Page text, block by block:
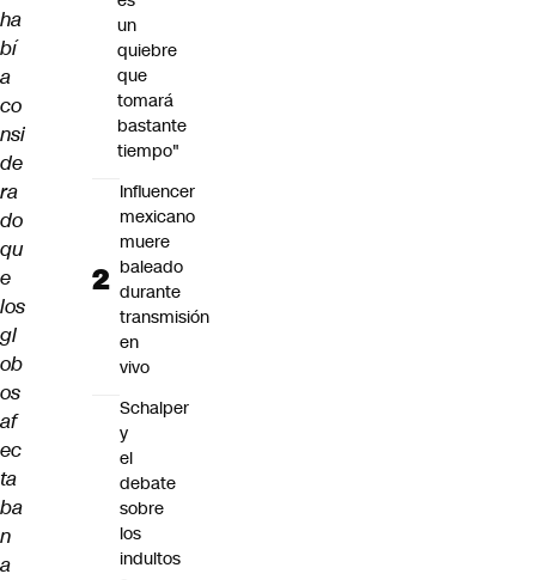
ha
bí
a
co
nsi
de
ra
do
qu
e
los
gl
ob
os
af
ec
ta
ba
n
a
un
quiebre
que
tomará
bastante
tiempo"
Influencer
mexicano
muere
baleado
durante
transmisión
en
vivo
Schalper
y
el
debate
sobre
los
indultos